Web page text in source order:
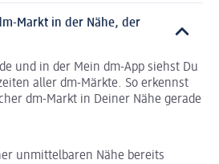
Markt in der Nähe, der
und in der Mein dm-App siehst Du
aller dm-Märkte. So erkennst
dm-Markt in Deiner Nähe gerade
unmittelbaren Nähe bereits